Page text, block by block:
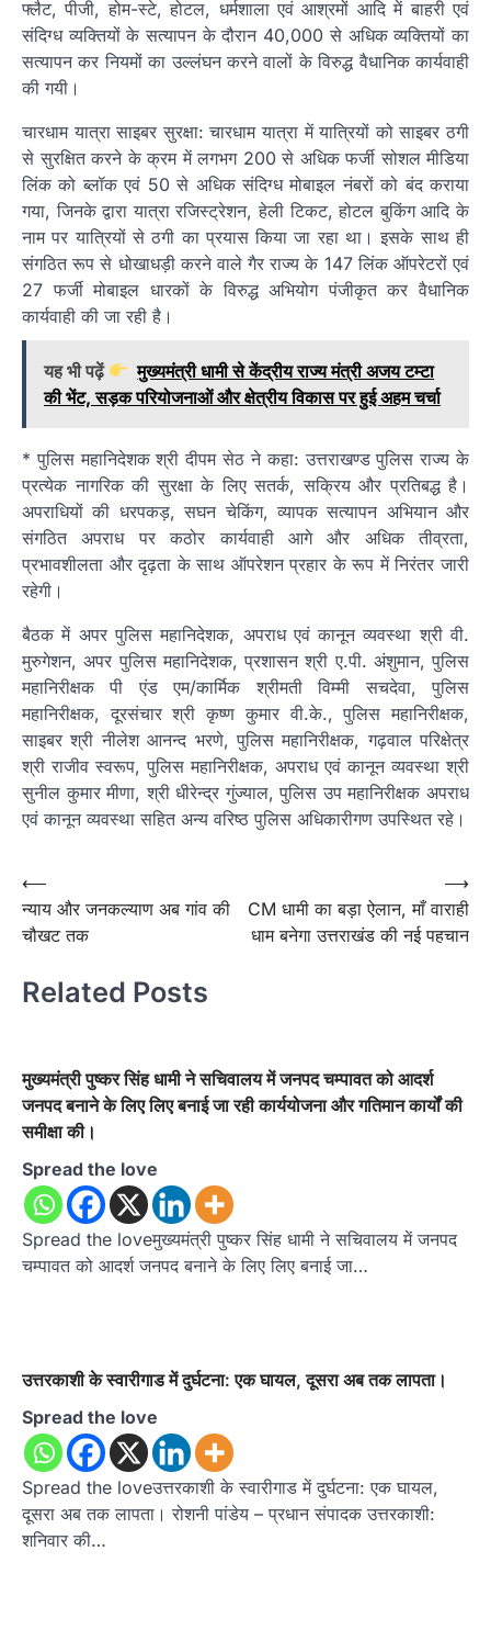
फ्लैट, पीजी, होम-स्टे, होटल, धर्मशाला एवं आश्रमों आदि में बाहरी एवं
संदिग्ध व्यक्तियों के सत्यापन के दौरान 40,000 से अधिक व्यक्तियों का
सत्यापन कर नियमों का उल्लंघन करने वालों के विरुद्ध वैधानिक कार्यवाही
की गयी।
चारधाम यात्रा साइबर सुरक्षा: चारधाम यात्रा में यात्रियों को साइबर ठगी
से सुरक्षित करने के क्रम में लगभग 200 से अधिक फर्जी सोशल मीडिया
लिंक को ब्लॉक एवं 50 से अधिक संदिग्ध मोबाइल नंबरों को बंद कराया
गया, जिनके द्वारा यात्रा रजिस्ट्रेशन, हेली टिकट, होटल बुकिंग आदि के
नाम पर यात्रियों से ठगी का प्रयास किया जा रहा था। इसके साथ ही
संगठित रूप से धोखाधड़ी करने वाले गैर राज्य के 147 लिंक ऑपरेटरों एवं
27 फर्जी मोबाइल धारकों के विरुद्ध अभियोग पंजीकृत कर वैधानिक
कार्यवाही की जा रही है।
यह भी पढ़ें
मुख्यमंत्री धामी से केंद्रीय राज्य मंत्री अजय टम्टा
की भेंट, सड़क परियोजनाओं और क्षेत्रीय विकास पर हुई अहम चर्चा
* पुलिस महानिदेशक श्री दीपम सेठ ने कहा: उत्तराखण्ड पुलिस राज्य के
प्रत्येक नागरिक की सुरक्षा के लिए सतर्क, सक्रिय और प्रतिबद्ध है।
अपराधियों की धरपकड़, सघन चेकिंग, व्यापक सत्यापन अभियान और
संगठित अपराध पर कठोर कार्यवाही आगे और अधिक तीव्रता,
प्रभावशीलता और दृढ़ता के साथ ऑपरेशन प्रहार के रूप में निरंतर जारी
रहेगी।
बैठक में अपर पुलिस महानिदेशक, अपराध एवं कानून व्यवस्था श्री वी.
मुरुगेशन, अपर पुलिस महानिदेशक, प्रशासन श्री ए.पी. अंशुमान, पुलिस
महानिरीक्षक पी एंड एम/कार्मिक श्रीमती विम्मी सचदेवा, पुलिस
महानिरीक्षक, दूरसंचार श्री कृष्ण कुमार वी.के., पुलिस महानिरीक्षक,
साइबर श्री नीलेश आनन्द भरणे, पुलिस महानिरीक्षक, गढ़वाल परिक्षेत्र
श्री राजीव स्वरूप, पुलिस महानिरीक्षक, अपराध एवं कानून व्यवस्था श्री
सुनील कुमार मीणा, श्री धीरेन्द्र गुंज्याल, पुलिस उप महानिरीक्षक अपराध
एवं कानून व्यवस्था सहित अन्य वरिष्ठ पुलिस अधिकारीगण उपस्थित रहे।
Post
navigation
⟵
न्याय और जनकल्याण अब गांव की
चौखट तक
CM धामी का बड़ा ऐलान, माँ वाराही
धाम बनेगा उत्तराखंड की नई पहचान
⟶
Related Posts
मुख्यमंत्री पुष्कर सिंह धामी ने सचिवालय में जनपद चम्पावत को आदर्श
जनपद बनाने के लिए लिए बनाई जा रही कार्ययोजना और गतिमान कार्यों की
समीक्षा की।
Spread the love
Spread the loveमुख्यमंत्री पुष्कर सिंह धामी ने सचिवालय में जनपद
चम्पावत को आदर्श जनपद बनाने के लिए लिए बनाई जा…
उत्तरकाशी के स्वारीगाड में दुर्घटना: एक घायल, दूसरा अब तक लापता।
Spread the love
Spread the loveउत्तरकाशी के स्वारीगाड में दुर्घटना: एक घायल,
दूसरा अब तक लापता। रोशनी पांडेय – प्रधान संपादक उत्तरकाशी:
शनिवार की…